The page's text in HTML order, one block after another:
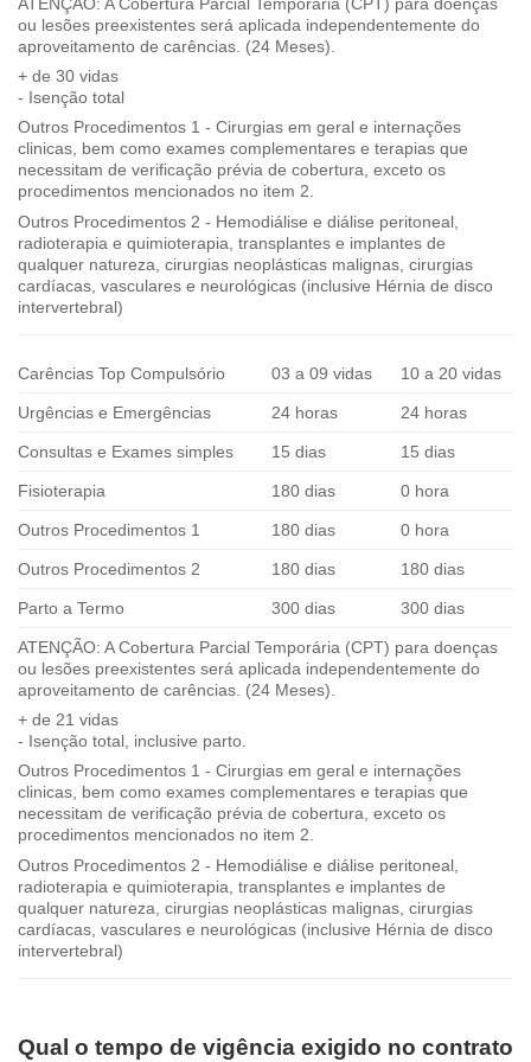
ou lesões preexistentes será aplicada independentemente do
aproveitamento de carências. (24 Meses).
+ de 30 vidas
- Isenção total
Outros Procedimentos 1 - Cirurgias em geral e internações
clinicas, bem como exames complementares e terapias que
necessitam de verificação prévia de cobertura, exceto os
procedimentos mencionados no item 2.
Outros Procedimentos 2 - Hemodiálise e diálise peritoneal,
radioterapia e quimioterapia, transplantes e implantes de
qualquer natureza, cirurgias neoplásticas malignas, cirurgias
cardíacas, vasculares e neurológicas (inclusive Hérnia de disco
intervertebral)
Carências Top Compulsório 03 a 09 vidas 10 a 20 vidas
Urgências e Emergências 24 horas 24 horas
Consultas e Exames simples 15 dias 15 dias
Fisioterapia 180 dias 0 hora
Outros Procedimentos 1 180 dias 0 hora
Outros Procedimentos 2 180 dias 180 dias
Parto a Termo 300 dias 300 dias
ATENÇÃO: A Cobertura Parcial Temporária (CPT) para doenças
ou lesões preexistentes será aplicada independentemente do
aproveitamento de carências. (24 Meses).
+ de 21 vidas
- Isenção total, inclusive parto.
Outros Procedimentos 1 - Cirurgias em geral e internações
clinicas, bem como exames complementares e terapias que
necessitam de verificação prévia de cobertura, exceto os
procedimentos mencionados no item 2.
Outros Procedimentos 2 - Hemodiálise e diálise peritoneal,
radioterapia e quimioterapia, transplantes e implantes de
qualquer natureza, cirurgias neoplásticas malignas, cirurgias
cardíacas, vasculares e neurológicas (inclusive Hérnia de disco
intervertebral)
Qual o tempo de vigência exigido no contrato